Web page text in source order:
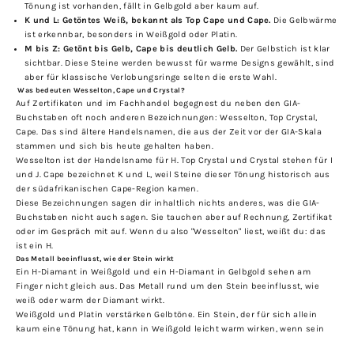
Tönung ist vorhanden, fällt in Gelbgold aber kaum auf.
K und L: Getöntes Weiß, bekannt als Top Cape und Cape. Die Gelbwärme
ist erkennbar, besonders in Weißgold oder Platin.
M bis Z: Getönt bis Gelb, Cape bis deutlich Gelb. Der Gelbstich ist klar
sichtbar. Diese Steine werden bewusst für warme Designs gewählt, sind
aber für klassische Verlobungsringe selten die erste Wahl.
Was bedeuten Wesselton, Cape und Crystal?
Auf Zertifikaten und im Fachhandel begegnest du neben den GIA-
Buchstaben oft noch anderen Bezeichnungen: Wesselton, Top Crystal,
Cape. Das sind ältere Handelsnamen, die aus der Zeit vor der GIA-Skala
stammen und sich bis heute gehalten haben.
Wesselton ist der Handelsname für H. Top Crystal und Crystal stehen für I
und J. Cape bezeichnet K und L, weil Steine dieser Tönung historisch aus
der südafrikanischen Cape-Region kamen.
Diese Bezeichnungen sagen dir inhaltlich nichts anderes, was die GIA-
Buchstaben nicht auch sagen. Sie tauchen aber auf Rechnung, Zertifikat
oder im Gespräch mit auf. Wenn du also "Wesselton" liest, weißt du: das
ist ein H.
Das Metall beeinflusst, wie der Stein wirkt
Ein H-Diamant in Weißgold und ein H-Diamant in Gelbgold sehen am
Finger nicht gleich aus. Das Metall rund um den Stein beeinflusst, wie
weiß oder warm der Diamant wirkt.
Weißgold und Platin verstärken Gelbtöne. Ein Stein, der für sich allein
kaum eine Tönung hat, kann in Weißgold leicht warm wirken, wenn sein